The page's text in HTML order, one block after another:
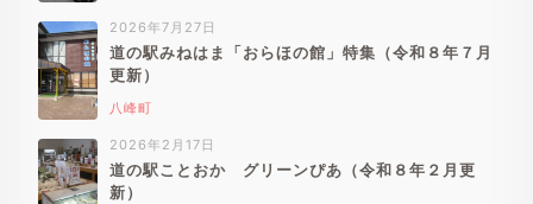
2026年7月27日
道の駅みねはま「おらほの館」特集（令和８年７月
更新）
八峰町
2026年2月17日
道の駅ことおか グリーンぴあ（令和８年２月更
新）